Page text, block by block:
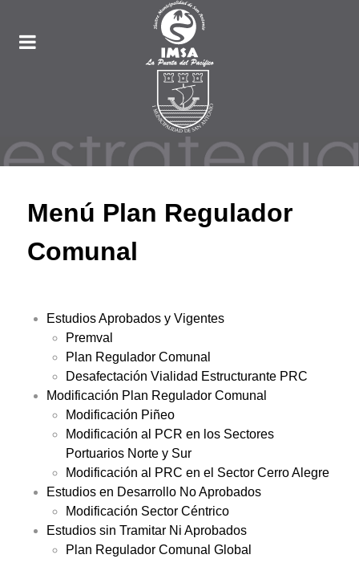
Menú Plan Regulador
Comunal
Estudios Aprobados y Vigentes
Premval
Plan Regulador Comunal
Desafectación Vialidad Estructurante PRC
Modificación Plan Regulador Comunal
Modificación Piñeo
Modificación al PCR en los Sectores
Portuarios Norte y Sur
Modificación al PRC en el Sector Cerro Alegre
Estudios en Desarrollo No Aprobados
Modificación Sector Céntrico
Estudios sin Tramitar Ni Aprobados
Plan Regulador Comunal Global